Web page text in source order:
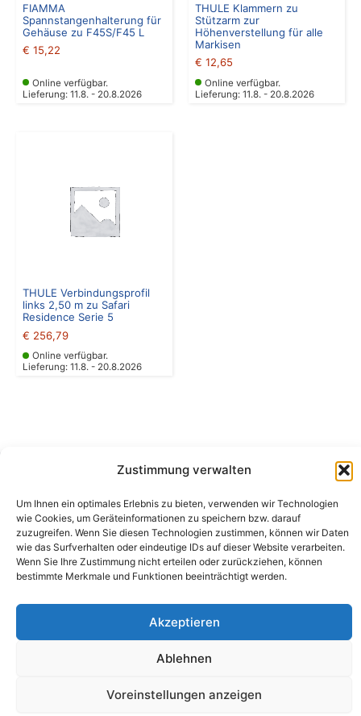
Zustimmung verwalten
Um Ihnen ein optimales Erlebnis zu bieten, verwenden wir Technologien
wie Cookies, um Geräteinformationen zu speichern bzw. darauf
zuzugreifen. Wenn Sie diesen Technologien zustimmen, können wir Daten
wie das Surfverhalten oder eindeutige IDs auf dieser Website verarbeiten.
Wenn Sie Ihre Zustimmung nicht erteilen oder zurückziehen, können
bestimmte Merkmale und Funktionen beeinträchtigt werden.
Akzeptieren
Ablehnen
Voreinstellungen anzeigen
FIAMMA
Spannstangenhalterung für
Gehäuse zu F45S/F45 L
€ 15,22
Online verfügbar.
Lieferung: 11.8. - 20.8.2026
THULE Klammern zu
Stützarm zur
Höhenverstellung für alle
Markisen
€ 12,65
Online verfügbar.
Lieferung: 11.8. - 20.8.2026
THULE Verbindungsprofil
links 2,50 m zu Safari
Residence Serie 5
€ 256,79
Online verfügbar.
Lieferung: 11.8. - 20.8.2026
Peter-Leardi-Weg 4, 8054 Graz
Steiermark / Österreich​
info@campingbergler.at​
Impressum
AGB
Widerrufsrecht und Formular
Datenschutzerklärung